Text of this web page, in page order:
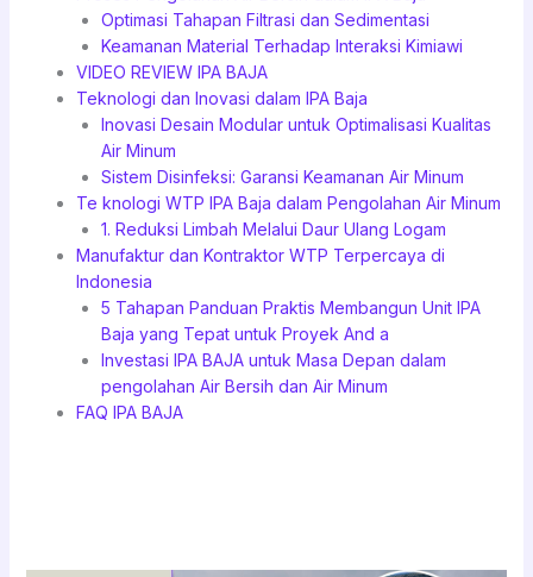
Optimasi Tahapan Filtrasi dan Sedimentasi
Keamanan Material Terhadap Interaksi Kimiawi
VIDEO REVIEW IPA BAJA
Teknologi dan Inovasi dalam IPA Baja
Inovasi Desain Modular untuk Optimalisasi Kualitas
Air Minum
Sistem Disinfeksi: Garansi Keamanan Air Minum
Te knologi WTP IPA Baja dalam Pengolahan Air Minum
1. Reduksi Limbah Melalui Daur Ulang Logam
Manufaktur dan Kontraktor WTP Terpercaya di
Indonesia
5 Tahapan Panduan Praktis Membangun Unit IPA
Baja yang Tepat untuk Proyek And a
Investasi IPA BAJA untuk Masa Depan dalam
pengolahan Air Bersih dan Air Minum
FAQ IPA BAJA